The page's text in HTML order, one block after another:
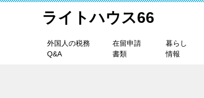
ライトハウス66
外国人の税務
Q&A
在留申請
書類
暮らし
情報